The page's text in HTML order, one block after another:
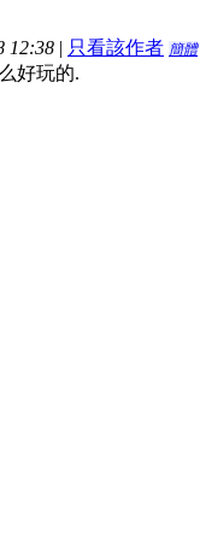
12:38 | 只看該作者 簡體
好玩的.